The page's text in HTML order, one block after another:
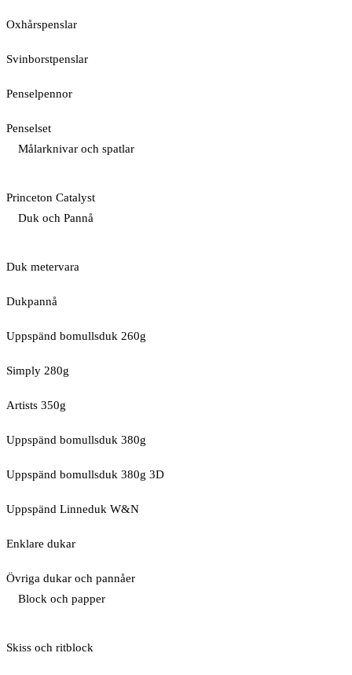
Oxhårspenslar
Svinborstpenslar
Penselpennor
Penselset
Målarknivar och spatlar
Princeton Catalyst
Duk och Pannå
Duk metervara
Dukpannå
Uppspänd bomullsduk 260g
Simply 280g
Artists 350g
Uppspänd bomullsduk 380g
Uppspänd bomullsduk 380g 3D
Uppspänd Linneduk W&N
Enklare dukar
Övriga dukar och pannåer
Block och papper
Skiss och ritblock